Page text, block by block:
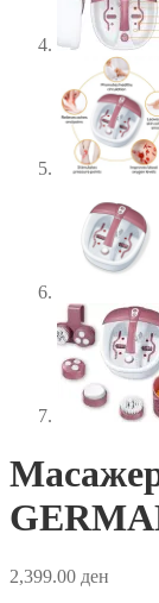
2,399.00 ден